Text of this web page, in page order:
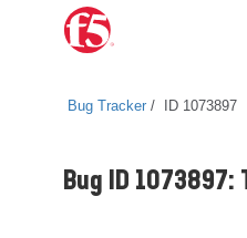
Bug Tracker ID 1073897
Bug ID 1073897: